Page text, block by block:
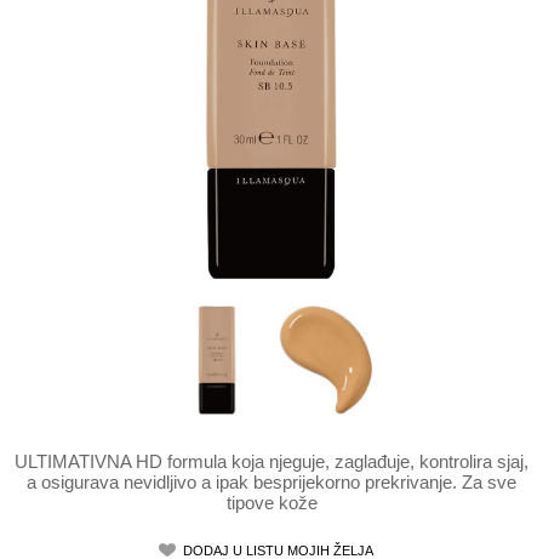
ULTIMATIVNA HD formula koja njeguje, zaglađuje, kontrolira sjaj,
a osigurava nevidljivo a ipak besprijekorno prekrivanje. Za sve
tipove kože